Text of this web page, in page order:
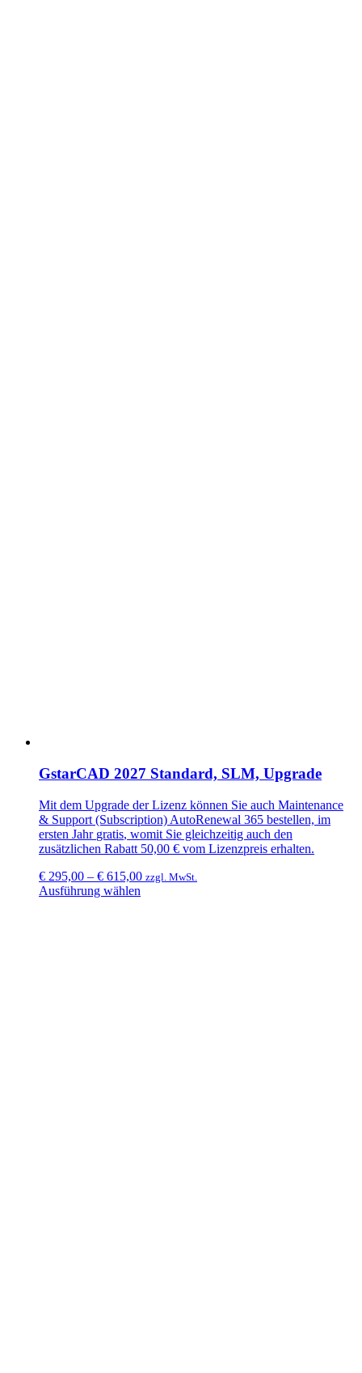
GstarCAD 2027 Standard, SLM, Upgrade
Mit dem Upgrade der Lizenz können Sie auch Maintenance
& Support (Subscription) AutoRenewal 365 bestellen, im
ersten Jahr gratis, womit Sie gleichzeitig auch den
zusätzlichen Rabatt 50,00 € vom Lizenzpreis erhalten.
€ 295,00 – € 615,00 zzgl. MwSt.
Ausführung wählen